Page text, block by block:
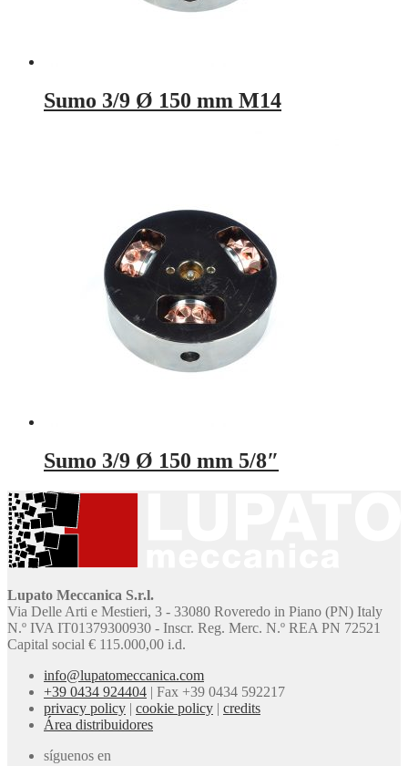
Sumo 3/9 Ø 150 mm M14
Sumo 3/9 Ø 150 mm 5/8″
Lupato Meccanica S.r.l.
Via Delle Arti e Mestieri, 3 - 33080 Roveredo in Piano (PN) Italy
N.º IVA IT01379300930 - Inscr. Reg. Merc. N.º REA PN 72521
Capital social € 115.000,00 i.d.
info@lupatomeccanica.com
+39 0434 924404 | Fax +39 0434 592217
privacy policy | cookie policy | credits
Área distribuidores
síguenos en